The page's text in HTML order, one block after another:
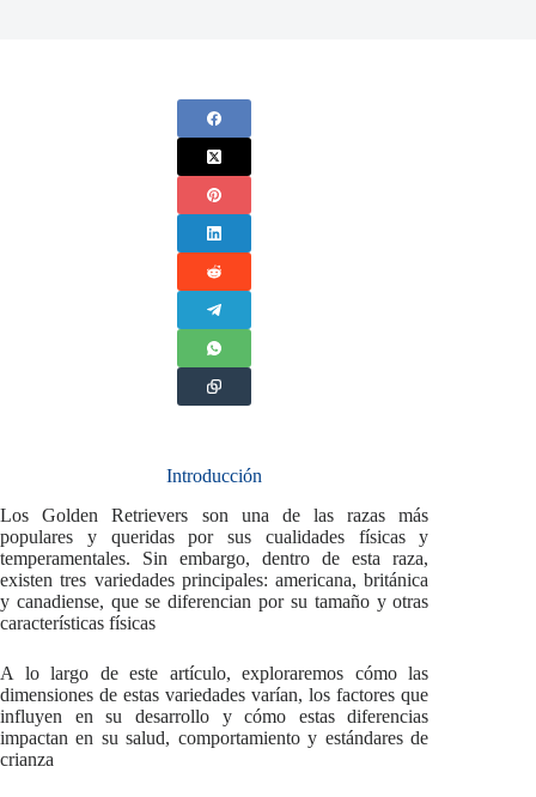
Introducción
Los Golden Retrievers son una de las razas más
populares y queridas por sus cualidades físicas y
temperamentales. Sin embargo, dentro de esta raza,
existen tres variedades principales: americana, británica
y canadiense, que se diferencian por su tamaño y otras
características físicas
A lo largo de este artículo, exploraremos cómo las
dimensiones de estas variedades varían, los factores que
influyen en su desarrollo y cómo estas diferencias
impactan en su salud, comportamiento y estándares de
crianza